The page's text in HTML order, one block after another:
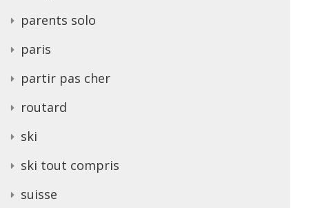
parents solo
paris
partir pas cher
routard
ski
ski tout compris
suisse